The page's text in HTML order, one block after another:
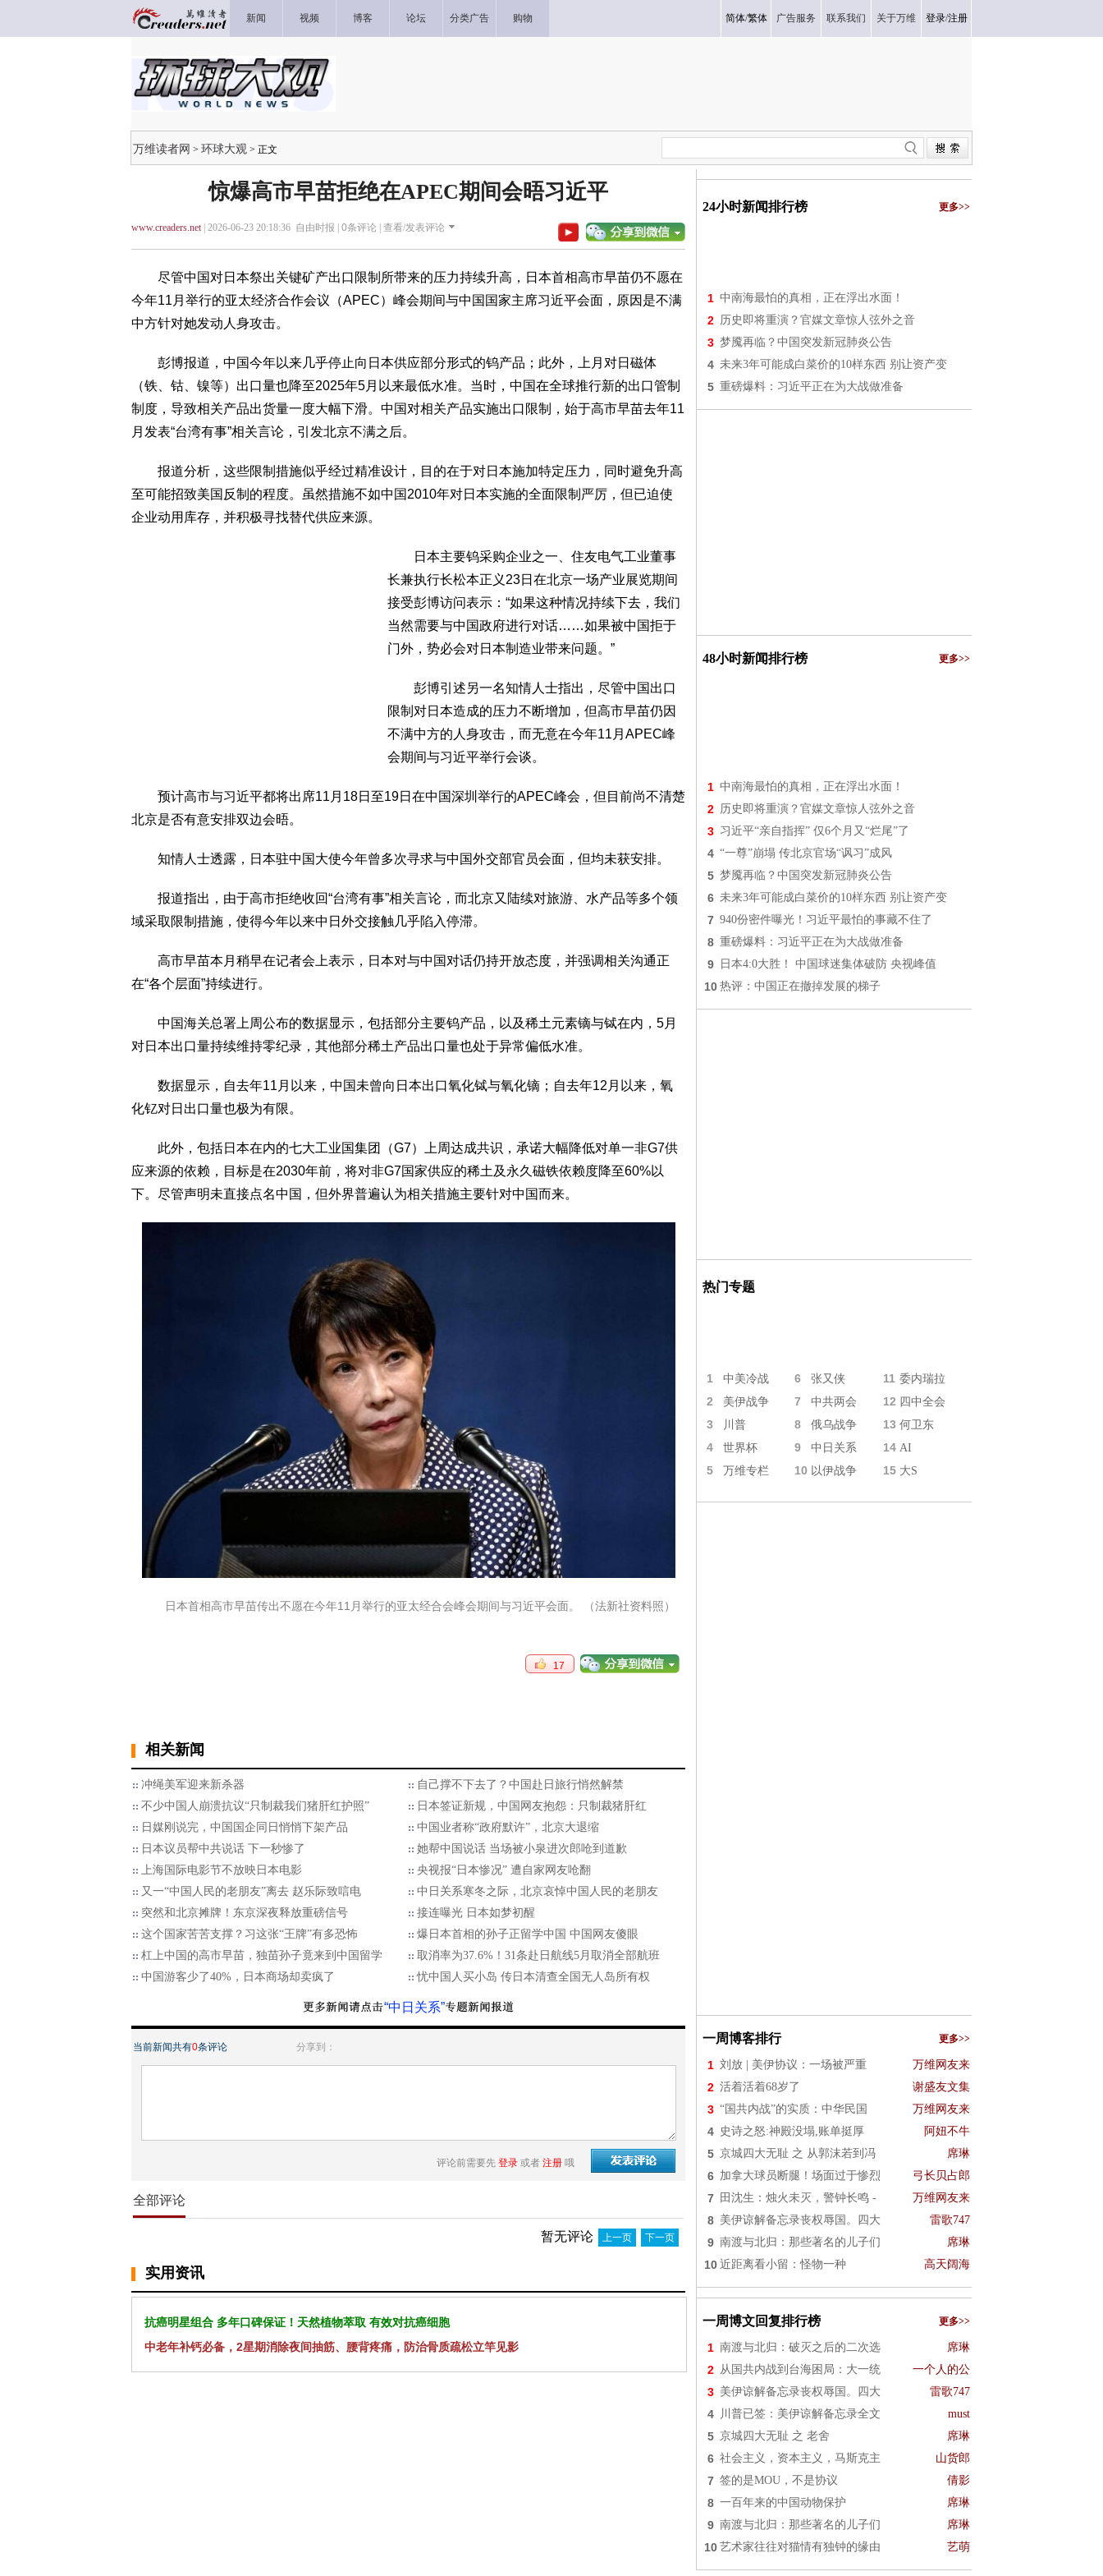
新闻 视频 博客 论坛 分类广告 购物 简体/繁体 广告服务 联系我们 关于万维 登录/注册
万维读者网 > 环球大观 > 正文
惊爆高市早苗拒绝在APEC期间会晤习近平
www.creaders.net| 2026-06-23 20:18:36 自由时报 | 0条评论 | 查看/发表评论
尽管中国对日本祭出关键矿产出口限制所带来的压力持续升高，日本首相高市早苗仍不愿在
今年11月举行的亚太经济合作会议（APEC）峰会期间与中国国家主席习近平会面，原因是不满
中方针对她发动人身攻击。
彭博报道，中国今年以来几乎停止向日本供应部分形式的钨产品；此外，上月对日磁体
（铁、钴、镍等）出口量也降至2025年5月以来最低水准。当时，中国在全球推行新的出口管制
制度，导致相关产品出货量一度大幅下滑。中国对相关产品实施出口限制，始于高市早苗去年11
月发表“台湾有事”相关言论，引发北京不满之后。
报道分析，这些限制措施似乎经过精准设计，目的在于对日本施加特定压力，同时避免升高
至可能招致美国反制的程度。虽然措施不如中国2010年对日本实施的全面限制严厉，但已迫使
企业动用库存，并积极寻找替代供应来源。
日本主要钨采购企业之一、住友电气工业董事
长兼执行长松本正义23日在北京一场产业展览期间
接受彭博访问表示：“如果这种情况持续下去，我们
当然需要与中国政府进行对话……如果被中国拒于
门外，势必会对日本制造业带来问题。”
彭博引述另一名知情人士指出，尽管中国出口
限制对日本造成的压力不断增加，但高市早苗仍因
不满中方的人身攻击，而无意在今年11月APEC峰
会期间与习近平举行会谈。
预计高市与习近平都将出席11月18日至19日在中国深圳举行的APEC峰会，但目前尚不清楚
北京是否有意安排双边会晤。
知情人士透露，日本驻中国大使今年曾多次寻求与中国外交部官员会面，但均未获安排。
报道指出，由于高市拒绝收回“台湾有事”相关言论，而北京又陆续对旅游、水产品等多个领
域采取限制措施，使得今年以来中日外交接触几乎陷入停滞。
高市早苗本月稍早在记者会上表示，日本对与中国对话仍持开放态度，并强调相关沟通正
在“各个层面”持续进行。
中国海关总署上周公布的数据显示，包括部分主要钨产品，以及稀土元素镝与铽在内，5月
对日本出口量持续维持零纪录，其他部分稀土产品出口量也处于异常偏低水准。
数据显示，自去年11月以来，中国未曾向日本出口氧化铽与氧化镝；自去年12月以来，氧
化钇对日出口量也极为有限。
此外，包括日本在内的七大工业国集团（G7）上周达成共识，承诺大幅降低对单一非G7供
应来源的依赖，目标是在2030年前，将对非G7国家供应的稀土及永久磁铁依赖度降至60%以
下。尽管声明未直接点名中国，但外界普遍认为相关措施主要针对中国而来。
日本首相高市早苗传出不愿在今年11月举行的亚太经合会峰会期间与习近平会面。 （法新社资料照）
17
相关新闻
冲绳美军迎来新杀器
自己撑不下去了？中国赴日旅行悄然解禁
不少中国人崩溃抗议“只制裁我们猪肝红护照”
日本签证新规，中国网友抱怨：只制裁猪肝红
日媒刚说完，中国国企同日悄悄下架产品
中国业者称“政府默许”，北京大退缩
日本议员帮中共说话 下一秒惨了
她帮中国说话 当场被小泉进次郎呛到道歉
上海国际电影节不放映日本电影
央视报“日本惨况” 遭自家网友呛翻
又一“中国人民的老朋友”离去 赵乐际致唁电
中日关系寒冬之际，北京哀悼中国人民的老朋友
突然和北京摊牌！东京深夜释放重磅信号
接连曝光 日本如梦初醒
这个国家苦苦支撑？习这张“王牌”有多恐怖
爆日本首相的孙子正留学中国 中国网友傻眼
杠上中国的高市早苗，独苗孙子竟来到中国留学
取消率为37.6%！31条赴日航线5月取消全部航班
中国游客少了40%，日本商场却卖疯了
忧中国人买小岛 传日本清查全国无人岛所有权
“中日关系”
当前新闻共有0条评论 分享到：
评论前需要先 登录 或者 注册 哦
全部评论
暂无评论 上一页 下一页
实用资讯
抗癌明星组合 多年口碑保证！天然植物萃取 有效对抗癌细胞
中老年补钙必备，2星期消除夜间抽筋、腰背疼痛，防治骨质疏松立竿见影
24小时新闻排行榜 更多>>
1 中南海最怕的真相，正在浮出水面！
2 历史即将重演？官媒文章惊人弦外之音
3 梦魇再临？中国突发新冠肺炎公告
4 未来3年可能成白菜价的10样东西 别让资产变
5 重磅爆料：习近平正在为大战做准备
48小时新闻排行榜 更多>>
1 中南海最怕的真相，正在浮出水面！
2 历史即将重演？官媒文章惊人弦外之音
3 习近平“亲自指挥” 仅6个月又“烂尾”了
4 “一尊”崩塌 传北京官场“讽习”成风
5 梦魇再临？中国突发新冠肺炎公告
6 未来3年可能成白菜价的10样东西 别让资产变
7 940份密件曝光！习近平最怕的事藏不住了
8 重磅爆料：习近平正在为大战做准备
9 日本4:0大胜！ 中国球迷集体破防 央视峰值
10 热评：中国正在撤掉发展的梯子
热门专题
1 中美冷战 6 张又侠 11 委内瑞拉
2 美伊战争 7 中共两会 12 四中全会
3 川普 8 俄乌战争 13 何卫东
4 世界杯 9 中日关系 14 AI
5 万维专栏 10 以伊战争 15 大S
一周博客排行 更多>>
1 刘放 | 美伊协议：一场被严重 万维网友来
2 活着活着68岁了 谢盛友文集
3 “国共内战”的实质：中华民国 万维网友来
4 史诗之怒:神殿没塌,账单挺厚 阿妞不牛
5 京城四大无耻 之 从郭沫若到冯 席琳
6 加拿大球员断腿！场面过于惨烈 弓长贝占郎
7 田沈生：烛火未灭，警钟长鸣 - 万维网友来
8 美伊谅解备忘录丧权辱国。四大 雷歌747
9 南渡与北归：那些著名的儿子们 席琳
10 近距离看小留：怪物一种 高天阔海
一周博文回复排行榜 更多>>
1 南渡与北归：破灭之后的二次选 席琳
2 从国共内战到台海困局：大一统 一个人的公
3 美伊谅解备忘录丧权辱国。四大 雷歌747
4 川普已签：美伊谅解备忘录全文 must
5 京城四大无耻 之 老舍 席琳
6 社会主义，资本主义，马斯克主 山货郎
7 签的是MOU，不是协议 倩影
8 一百年来的中国动物保护 席琳
9 南渡与北归：那些著名的儿子们 席琳
10 艺术家往往对猫情有独钟的缘由 艺萌